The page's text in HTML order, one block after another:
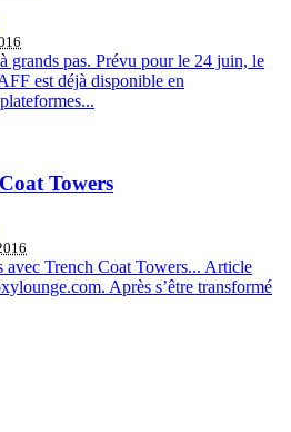
grands pas. Prévu pour le 24 juin, le
est déjà disponible en
Towers
Trench Coat Towers... Article
Après s’être transformé